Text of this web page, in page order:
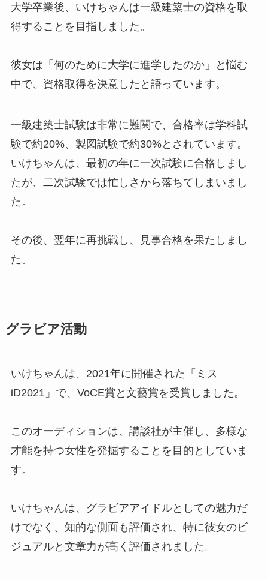
大学卒業後、いけちゃんは一級建築士の資格を取
得することを目指しました。
彼女は「何のために大学に進学したのか」と悩む
中で、資格取得を決意したと語っています。
一級建築士試験は非常に難関で、合格率は学科試
験で約20%、製図試験で約30%とされています。
いけちゃんは、最初の年に一次試験に合格しまし
たが、二次試験では忙しさから落ちてしまいまし
た。
その後、翌年に再挑戦し、見事合格を果たしまし
た。
グラビア活動
いけちゃんは、2021年に開催された「ミス
iD2021」で、VoCE賞と文藝賞を受賞しました。
このオーディションは、講談社が主催し、多様な
才能を持つ女性を発掘することを目的としていま
す。
いけちゃんは、グラビアアイドルとしての魅力だ
けでなく、知的な側面も評価され、特に彼女のビ
ジュアルと文章力が高く評価されました。